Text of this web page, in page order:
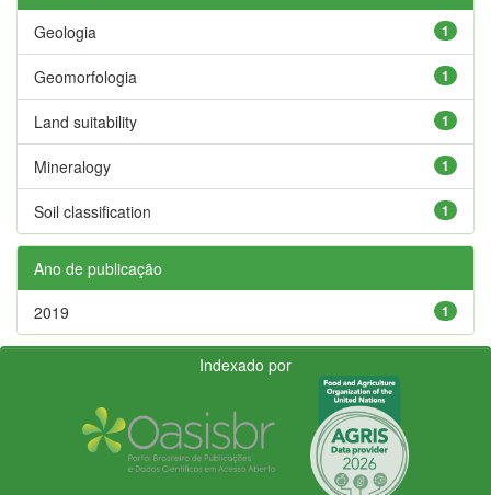
1
Geologia
1
Geomorfologia
1
Land suitability
1
Mineralogy
1
Soil classification
Ano de publicação
1
2019
Indexado por